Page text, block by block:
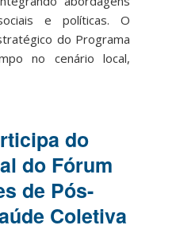
e políticas. O
do Programa
no cenário local,
do
do Fórum
de Pós-
Coletiva